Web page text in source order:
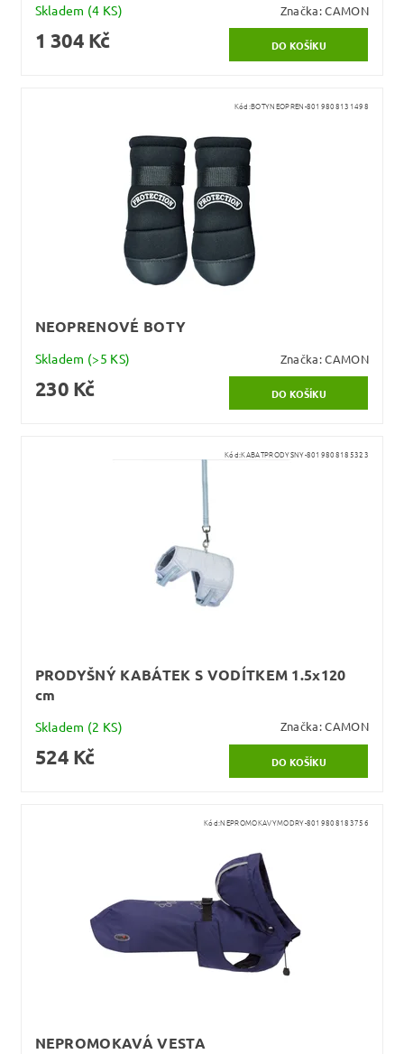
Skladem (4 KS) Značka:CAMON
1 304 Kč
Kód:BOTYNEOPREN-8019808131498
NEOPRENOVÉ BOTY
Skladem (>5 KS) Značka:CAMON
230 Kč
Kód:KABATPRODYSNY-8019808185323
PRODYŠNÝ KABÁTEK S VODÍTKEM 1.5x120
cm
Skladem (2 KS) Značka:CAMON
524 Kč
Kód:NEPROMOKAVYMODRY-8019808183756
NEPROMOKAVÁ VESTA